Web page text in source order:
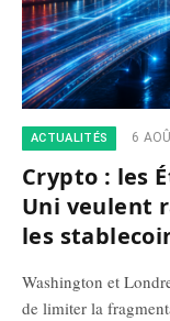
ACTUALITÉS 6
Crypto : les
Uni veulent
les
Washington et
de limiter la